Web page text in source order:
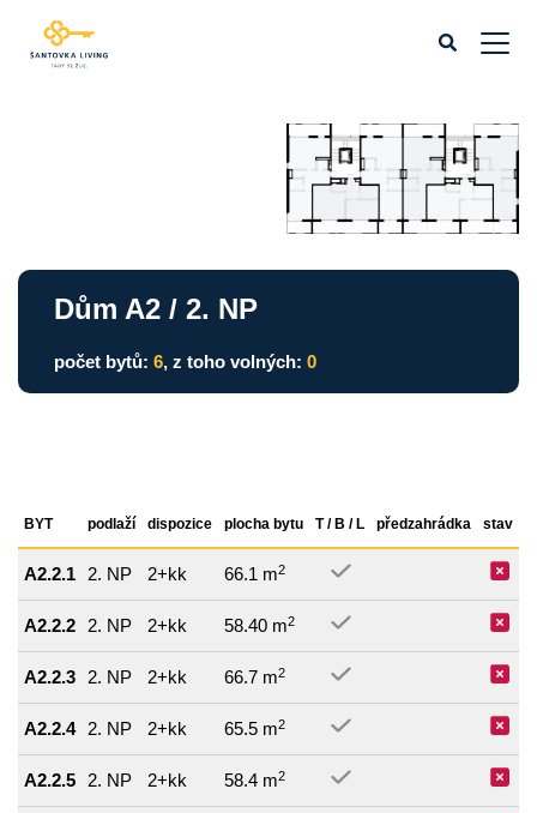
Dům A2 / 2. NP
počet bytů: 6, z toho volných: 0
BYT podlaží dispozice plocha bytu T / B / L předzahrádka stav
A2.2.1 2. NP 2+kk 66.1 m2
A2.2.2 2. NP 2+kk 58.40 m2
A2.2.3 2. NP 2+kk 66.7 m2
A2.2.4 2. NP 2+kk 65.5 m2
A2.2.5 2. NP 2+kk 58.4 m2